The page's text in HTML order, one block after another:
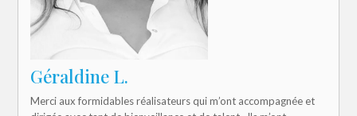
Géraldine L.
Merci aux formidables réalisateurs qui m’ont accompagnée et